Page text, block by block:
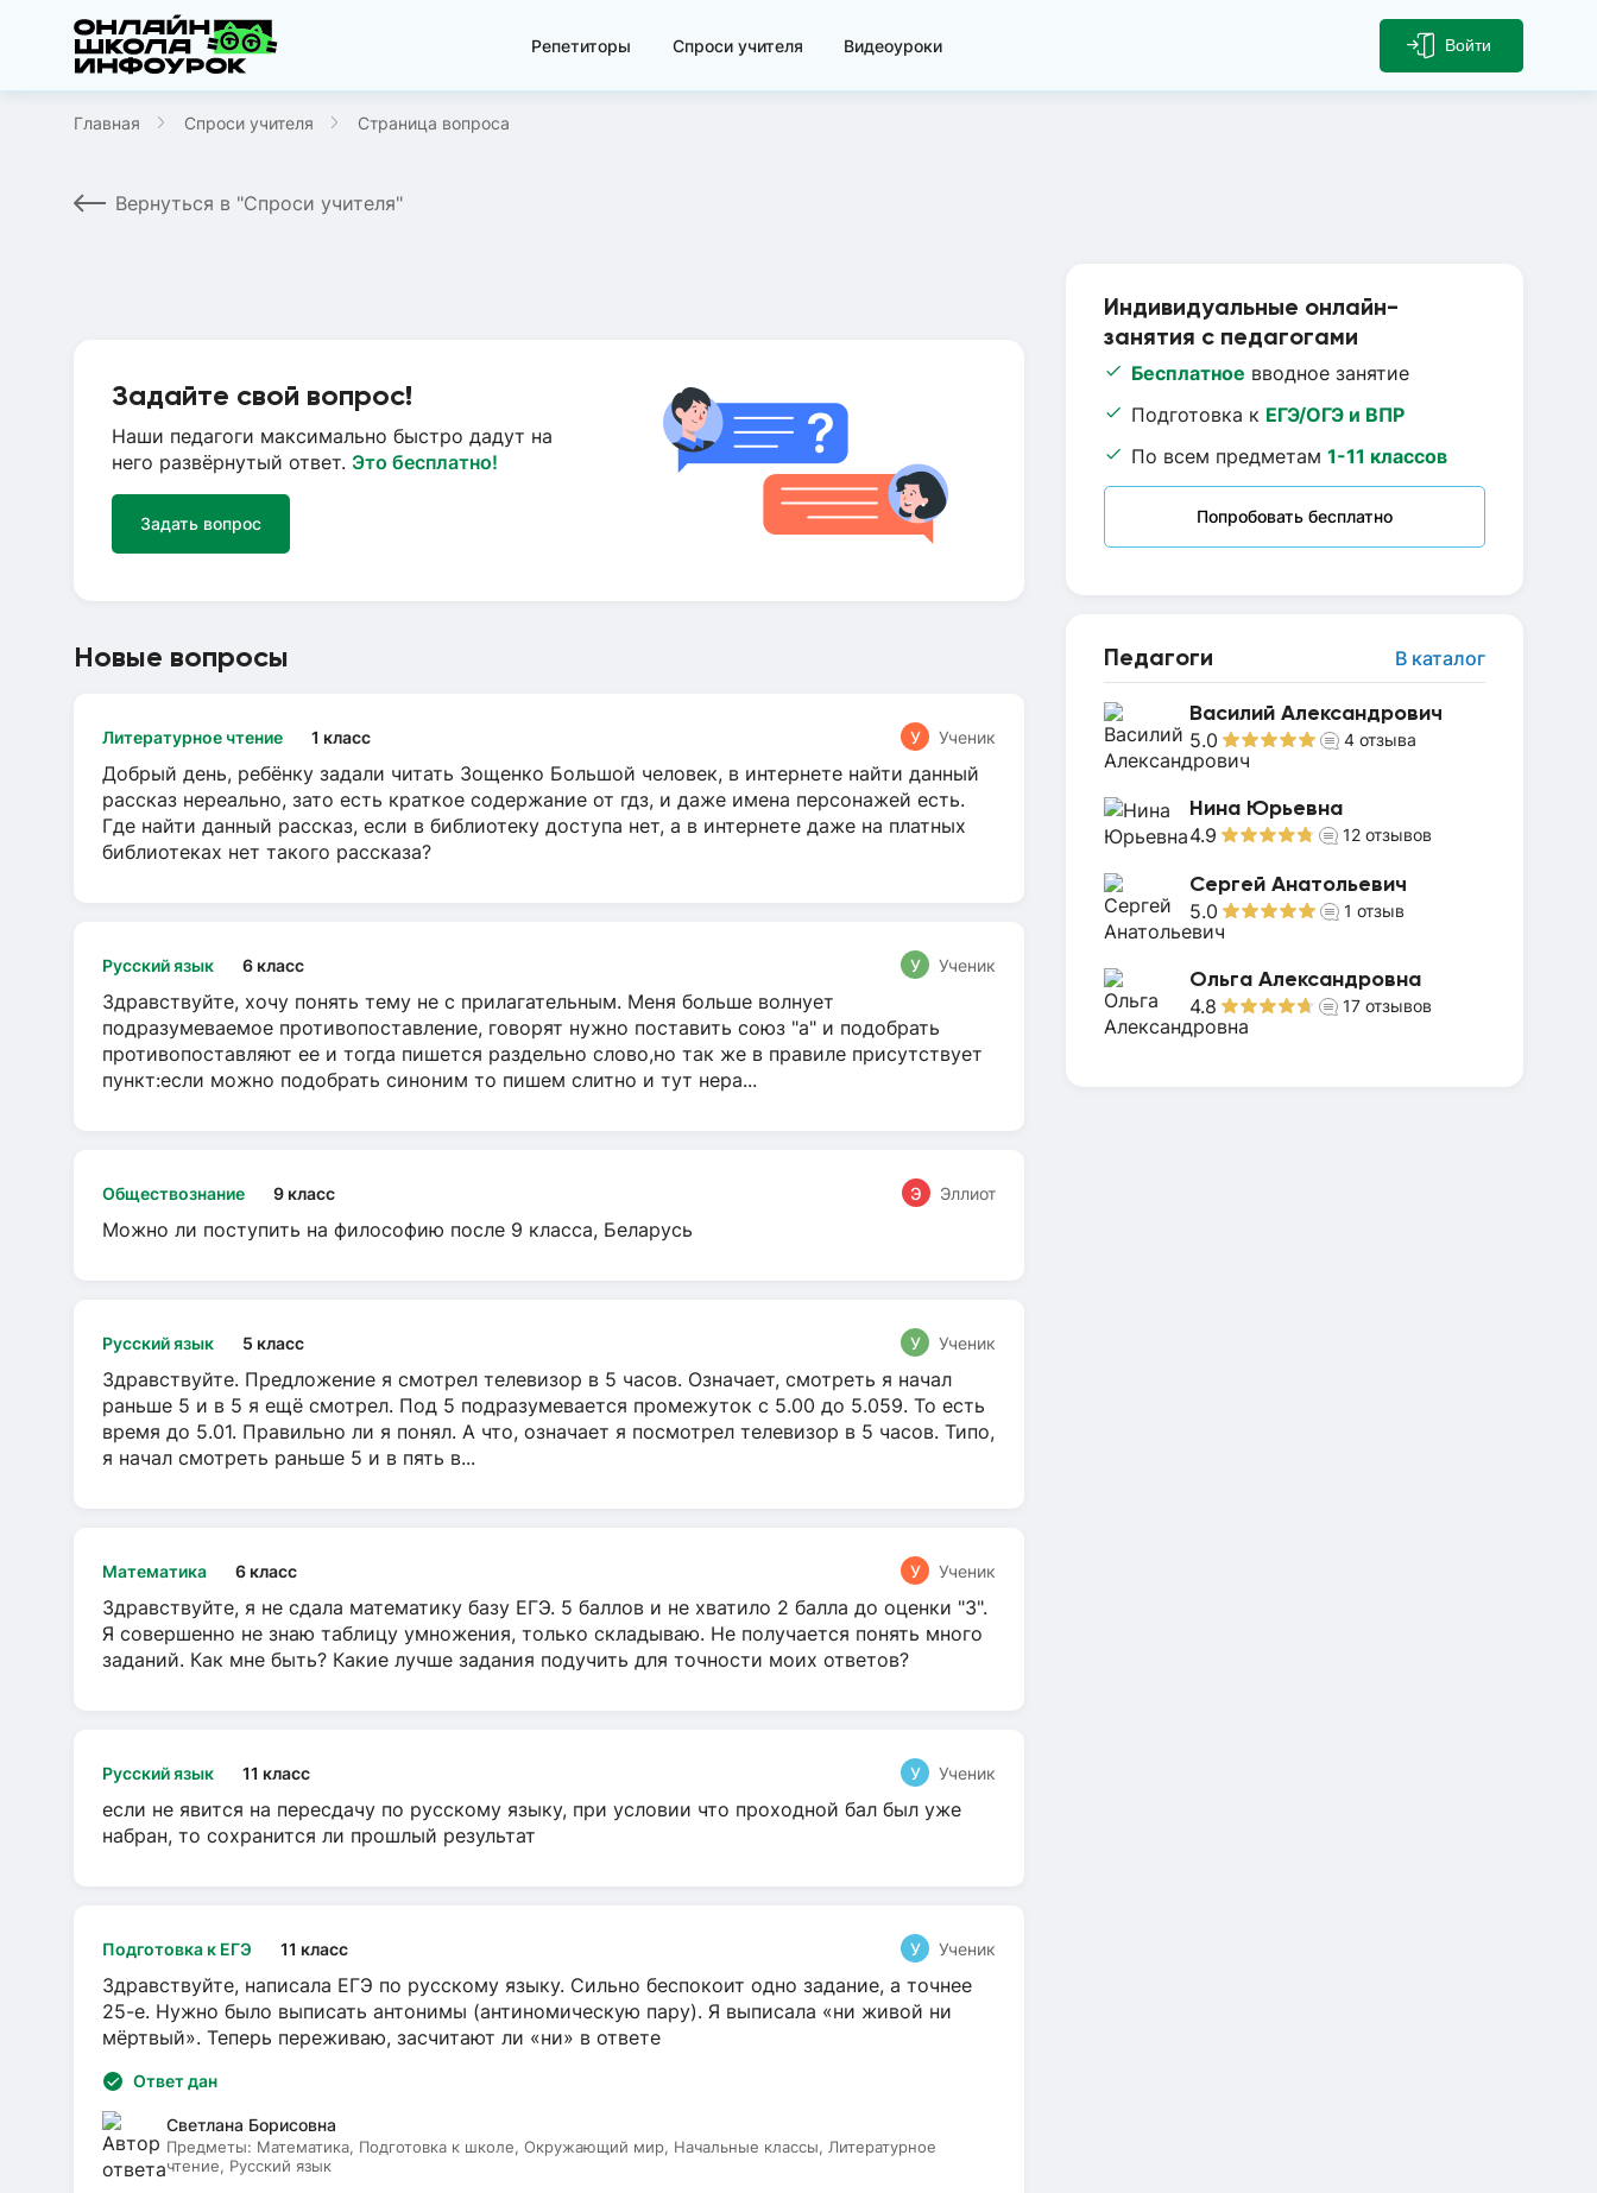
Репетиторы Спроси учителя Видеоуроки Войти
Главная Спроси учителя Страница вопроса
Вернуться в "Спроси учителя"
Индивидуальные онлайн-
занятия с педагогами
Бесплатное вводное занятие
Подготовка к ЕГЭ/ОГЭ и ВПР
По всем предметам 1-11 классов
Попробовать бесплатно
Педагоги В каталог
Василий Александрович
5.0 4 отзыва
Нина Юрьевна
4.9 12 отзывов
Сергей Анатольевич
5.0 1 отзыв
Ольга Александровна
4.8 17 отзывов
Задайте свой вопрос!
Наши педагоги максимально быстро дадут на
него развёрнутый ответ. Это бесплатно!
Задать вопрос
Новые вопросы
Литературное чтение 1 класс У Ученик
Добрый день, ребёнку задали читать Зощенко Большой человек, в интернете найти данный
рассказ нереально, зато есть краткое содержание от гдз, и даже имена персонажей есть.
Где найти данный рассказ, если в библиотеку доступа нет, а в интернете даже на платных
библиотеках нет такого рассказа?
Русский язык 6 класс У Ученик
Здравствуйте, хочу понять тему не с прилагательным. Меня больше волнует
подразумеваемое противопоставление, говорят нужно поставить союз "а" и подобрать
противопоставляют ее и тогда пишется раздельно слово,но так же в правиле присутствует
пункт:если можно подобрать синоним то пишем слитно и тут нера...
Обществознание 9 класс Э Эллиот
Можно ли поступить на философию после 9 класса, Беларусь
Русский язык 5 класс У Ученик
Здравствуйте. Предложение я смотрел телевизор в 5 часов. Означает, смотреть я начал
раньше 5 и в 5 я ещё смотрел. Под 5 подразумевается промежуток с 5.00 до 5.059. То есть
время до 5.01. Правильно ли я понял. А что, означает я посмотрел телевизор в 5 часов. Типо,
я начал смотреть раньше 5 и в пять в...
Математика 6 класс У Ученик
Здравствуйте, я не сдала математику базу ЕГЭ. 5 баллов и не хватило 2 балла до оценки "3".
Я совершенно не знаю таблицу умножения, только складываю. Не получается понять много
заданий. Как мне быть? Какие лучше задания подучить для точности моих ответов?
Русский язык 11 класс У Ученик
если не явится на пересдачу по русскому языку, при условии что проходной бал был уже
набран, то сохранится ли прошлый результат
Подготовка к ЕГЭ 11 класс У Ученик
Здравствуйте, написала ЕГЭ по русскому языку. Сильно беспокоит одно задание, а точнее
25-е. Нужно было выписать антонимы (антиномическую пару). Я выписала «ни живой ни
мёртвый». Теперь переживаю, засчитают ли «ни» в ответе
Ответ дан
Светлана Борисовна
Предметы: Математика, Подготовка к школе, Окружающий мир, Начальные классы, Литературное
чтение, Русский язык